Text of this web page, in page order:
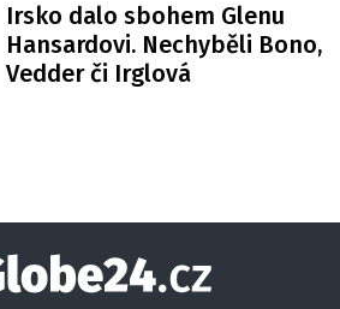
Irsko dalo sbohem Glenu
Hansardovi. Nechyběli Bono,
Vedder či Irglová
Globe24